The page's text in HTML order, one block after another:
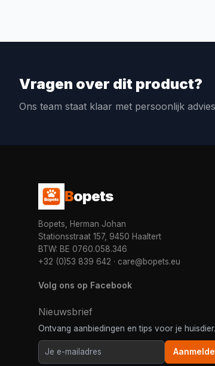
Vragen over dit product?
Ons team staat klaar met persoonlijk
Bopets
Bopets, Herman Johan
Stationsstraat 157, 9450 Haaltert
BTW: BE 0760.058.346
+32 (0)53 839 642 · care@bopets.eu
Volg ons op Facebook
Nieuwsbrief
Ontvang aanbiedingen en tips voor je huisdier.